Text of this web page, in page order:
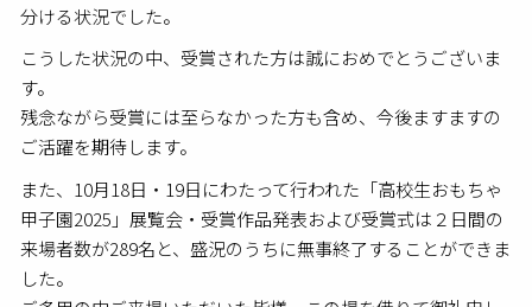
分ける状況でした。
こうした状況の中、受賞された方は誠におめでとうございま
す。
残念ながら受賞には至らなかった方も含め、今後ますますの
ご活躍を期待します。
また、10月18日・19日にわたって行われた「高校生おもちゃ
甲子園2025」展覧会・受賞作品発表および受賞式は２日間の
来場者数が289名と、盛況のうちに無事終了することができま
した。